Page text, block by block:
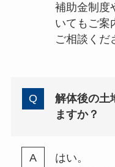
補助金制度
いてもご案
ご相談くだ
解体後の土
ますか？
はい。